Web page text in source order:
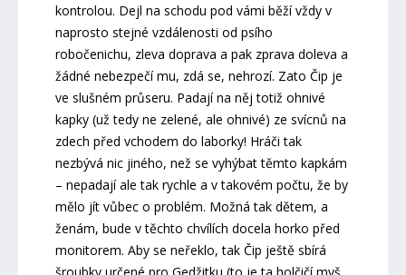
kontrolou. Dejl na schodu pod vámi běží vždy v
naprosto stejné vzdálenosti od psího
robočenichu, zleva doprava a pak zprava doleva a
žádné nebezpečí mu, zdá se, nehrozí. Zato Čip je
ve slušném průseru. Padají na něj totiž ohnivé
kapky (už tedy ne zelené, ale ohnivé) ze svícnů na
zdech před vchodem do laborky! Hráči tak
nezbývá nic jiného, než se vyhýbat těmto kapkám
– nepadají ale tak rychle a v takovém počtu, že by
mělo jít vůbec o problém. Možná tak dětem, a
ženám, bude v těchto chvílích docela horko před
monitorem. Aby se neřeklo, tak Čip ještě sbírá